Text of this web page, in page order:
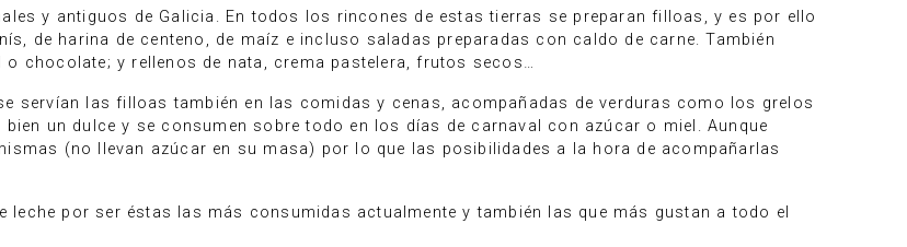
y antiguos de Galicia. En todos los rincones de estas tierras se preparan filloas, y es por ello
de harina de centeno, de maíz e incluso saladas preparadas con caldo de carne. También
chocolate; y rellenos de nata, crema pastelera, frutos secos…
servían las filloas también en las comidas y cenas, acompañadas de verduras como los grelos
un dulce y se consumen sobre todo en los días de carnaval con azúcar o miel. Aunque
(no llevan azúcar en su masa) por lo que las posibilidades a la hora de acompañarlas
por ser éstas las más consumidas actualmente y también las que más gustan a todo el